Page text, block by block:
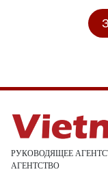
РУКОВОДЯЩЕЕ
АГЕНТСТВО